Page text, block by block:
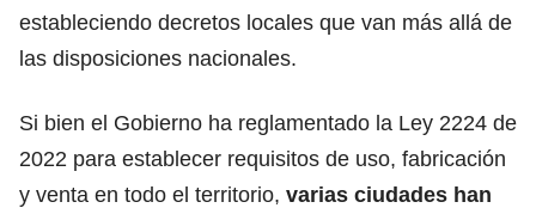
estableciendo decretos locales que van más allá de
las disposiciones nacionales.
Si bien el Gobierno ha reglamentado la Ley 2224 de
2022 para establecer requisitos de uso, fabricación
y venta en todo el territorio, varias ciudades han